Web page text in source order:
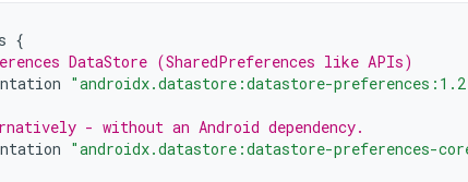
{
DataStore (SharedPreferences like APIs)
"androidx.datastore:datastore-
- without an Android dependency.
"androidx.datastore:datastore-preferences-